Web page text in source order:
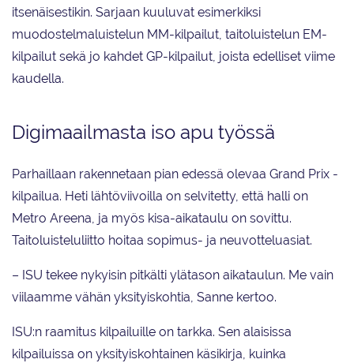
itsenäisestikin. Sarjaan kuuluvat esimerkiksi
muodostelmaluistelun MM-kilpailut, taitoluistelun EM-
kilpailut sekä jo kahdet GP-kilpailut, joista edelliset viime
kaudella.
Digimaailmasta iso apu työssä
Parhaillaan rakennetaan pian edessä olevaa Grand Prix -
kilpailua. Heti lähtöviivoilla on selvitetty, että halli on
Metro Areena, ja myös kisa-aikataulu on sovittu.
Taitoluisteluliitto hoitaa sopimus- ja neuvotteluasiat.
– ISU tekee nykyisin pitkälti ylätason aikataulun. Me vain
viilaamme vähän yksityiskohtia, Sanne kertoo.
ISU:n raamitus kilpailuille on tarkka. Sen alaisissa
kilpailuissa on yksityiskohtainen käsikirja, kuinka